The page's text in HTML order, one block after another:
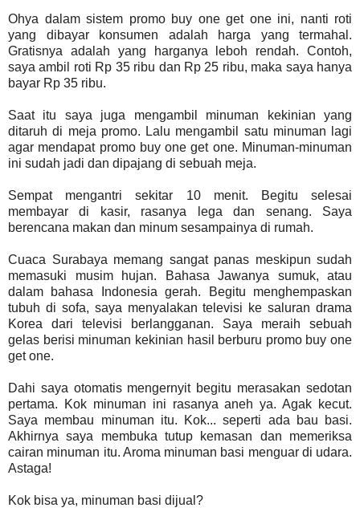
Ohya dalam sistem promo buy one get one ini, nanti roti
yang dibayar konsumen adalah harga yang termahal.
Gratisnya adalah yang harganya leboh rendah. Contoh,
saya ambil roti Rp 35 ribu dan Rp 25 ribu, maka saya hanya
bayar Rp 35 ribu.
Saat itu saya juga mengambil minuman kekinian yang
ditaruh di meja promo. Lalu mengambil satu minuman lagi
agar mendapat promo buy one get one. Minuman-minuman
ini sudah jadi dan dipajang di sebuah meja.
Sempat mengantri sekitar 10 menit. Begitu selesai
membayar di kasir, rasanya lega dan senang. Saya
berencana makan dan minum sesampainya di rumah.
Cuaca Surabaya memang sangat panas meskipun sudah
memasuki musim hujan. Bahasa Jawanya sumuk, atau
dalam bahasa Indonesia gerah. Begitu menghempaskan
tubuh di sofa, saya menyalakan televisi ke saluran drama
Korea dari televisi berlangganan. Saya meraih sebuah
gelas berisi minuman kekinian hasil berburu promo buy one
get one.
Dahi saya otomatis mengernyit begitu merasakan sedotan
pertama. Kok minuman ini rasanya aneh ya. Agak kecut.
Saya membau minuman itu. Kok... seperti ada bau basi.
Akhirnya saya membuka tutup kemasan dan memeriksa
cairan minuman itu. Aroma minuman basi menguar di udara.
Astaga!
Kok bisa ya, minuman basi dijual?